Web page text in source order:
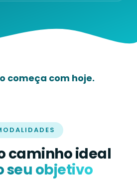
começa com hoje.
caminho ideal
seu objetivo